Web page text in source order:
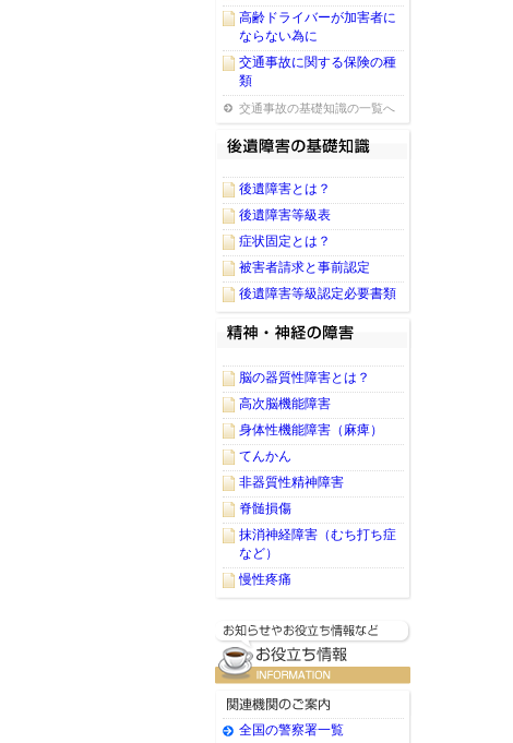
高齢ドライバーが加害者に
ならない為に
交通事故に関する保険の種
類
交通事故の基礎知識の一覧へ
後遺障害とは？
後遺障害等級表
症状固定とは？
被害者請求と事前認定
後遺障害等級認定必要書類
脳の器質性障害とは？
高次脳機能障害
身体性機能障害（麻痺）
てんかん
非器質性精神障害
脊髄損傷
抹消神経障害（むち打ち症
など）
慢性疼痛
全国の警察署一覧